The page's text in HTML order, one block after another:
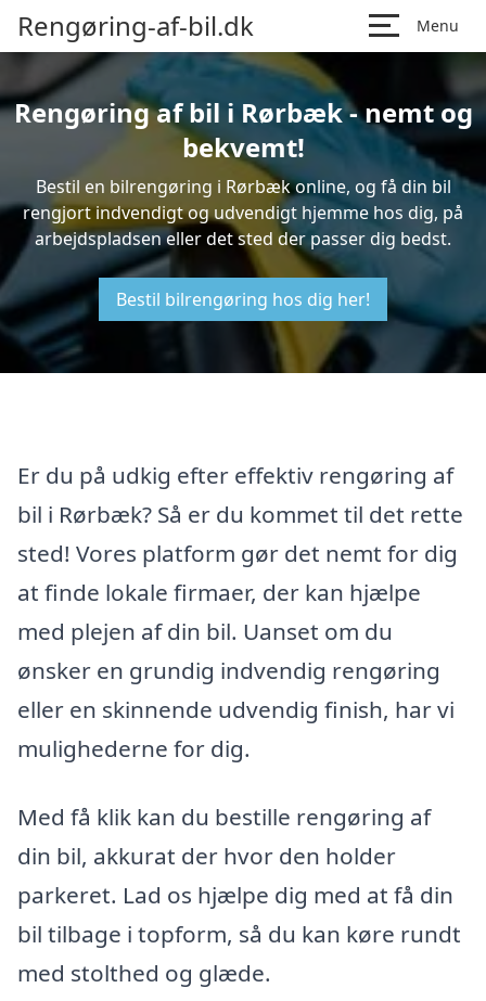
Rengøring-af-bil.dk Menu
Rengøring af bil i Rørbæk - nemt og
bekvemt!
Bestil en bilrengøring i Rørbæk online, og få din bil
rengjort indvendigt og udvendigt hjemme hos dig, på
arbejdspladsen eller det sted der passer dig bedst.
Bestil bilrengøring hos dig her!
Er du på udkig efter effektiv rengøring af
bil i Rørbæk? Så er du kommet til det rette
sted! Vores platform gør det nemt for dig
at finde lokale firmaer, der kan hjælpe
med plejen af din bil. Uanset om du
ønsker en grundig indvendig rengøring
eller en skinnende udvendig finish, har vi
mulighederne for dig.
Med få klik kan du bestille rengøring af
din bil, akkurat der hvor den holder
parkeret. Lad os hjælpe dig med at få din
bil tilbage i topform, så du kan køre rundt
med stolthed og glæde.